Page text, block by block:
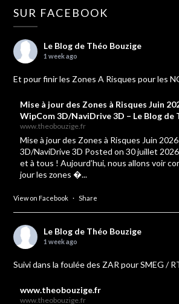
SUR FACEBOOK
Le Blog de Théo Bouzige
1 week ago
Et pour finir les Zones A Risques pour les
Mise à jour des Zones à Risques Juin
WipCom 3D/NaviDrive 3D – Le Blog de
www.theobouzige.fr
Mise à jour des Zones à Risques Juin
3D/NaviDrive 3D Posted on 30 juillet
et à tous ! Aujourd’hui, nous allons voir
jour les zones �...
View on Facebook · Share
Le Blog de Théo Bouzige
1 week ago
Suivi dans la foulée des ZAR pour SMEG /
www.theobouzige.fr
www.theobouzige.fr